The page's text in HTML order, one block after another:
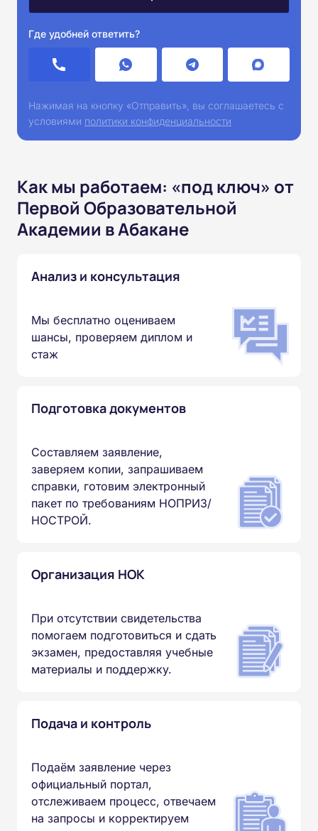
Где удобней ответить?
Нажимая на кнопку «Отправить», вы соглашаетесь с
условиями политики конфиденциальности
Как мы работаем: «под ключ» от
Первой Образовательной
Академии в Абакане
Анализ и консультация
Мы бесплатно оцениваем
шансы, проверяем диплом и
стаж
Подготовка документов
Составляем заявление,
заверяем копии, запрашиваем
справки, готовим электронный
пакет по требованиям НОПРИЗ/
НОСТРОЙ.
Организация НОК
При отсутствии свидетельства
помогаем подготовиться и сдать
экзамен, предоставляя учебные
материалы и поддержку.
Подача и контроль
Подаём заявление через
официальный портал,
отслеживаем процесс, отвечаем
на запросы и корректируем